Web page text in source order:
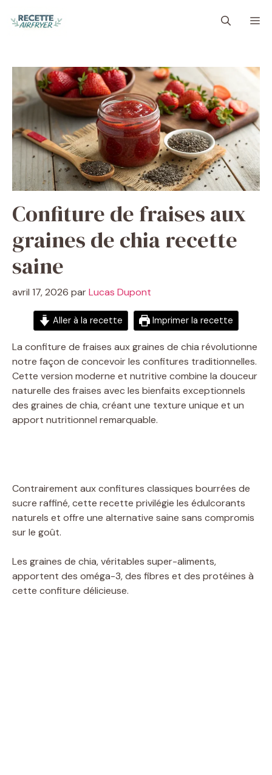
Confiture de fraises aux
graines de chia recette
saine
avril 17, 2026 parLucas Dupont
Aller à la recette Imprimer la recette
La confiture de fraises aux graines de chia révolutionne
notre façon de concevoir les confitures traditionnelles.
Cette version moderne et nutritive combine la douceur
naturelle des fraises avec les bienfaits exceptionnels
des graines de chia, créant une texture unique et un
apport nutritionnel remarquable.
Contrairement aux confitures classiques bourrées de
sucre raffiné, cette recette privilégie les édulcorants
naturels et offre une alternative saine sans compromis
sur le goût.
Les graines de chia, véritables super-aliments,
apportent des oméga-3, des fibres et des protéines à
cette confiture délicieuse.